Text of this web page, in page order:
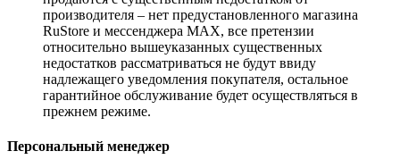
производителя – нет предустановленного магазина
RuStore и мессенджера MAX, все претензии
относительно вышеуказанных существенных
недостатков рассматриваться не будут ввиду
надлежащего уведомления покупателя, остальное
гарантийное обслуживание будет осуществляться в
прежнем режиме.
Персональный менеджер